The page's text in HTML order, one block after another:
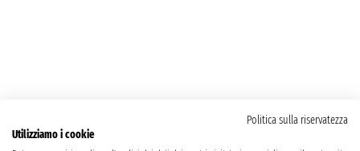
Politica sulla riservatezza
Utilizziamo i cookie